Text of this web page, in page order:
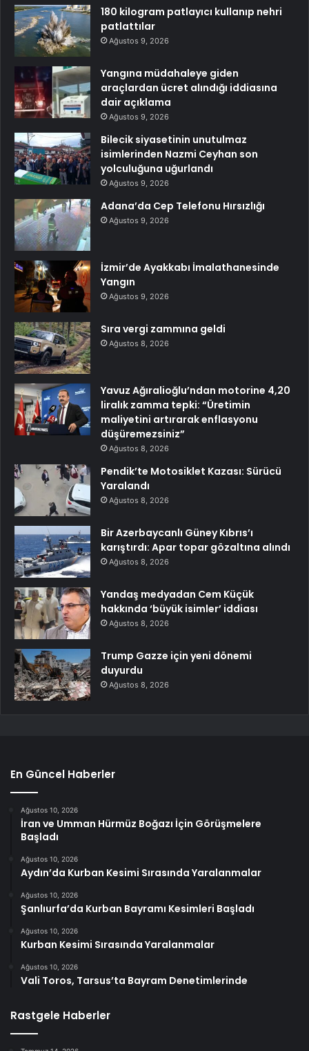
180 kilogram patlayıcı kullanıp nehri
patlattılar
Ağustos 9, 2026
Yangına müdahaleye giden
araçlardan ücret alındığı iddiasına
dair açıklama
Ağustos 9, 2026
Bilecik siyasetinin unutulmaz
isimlerinden Nazmi Ceyhan son
yolculuğuna uğurlandı
Ağustos 9, 2026
Adana’da Cep Telefonu Hırsızlığı
Ağustos 9, 2026
İzmir’de Ayakkabı İmalathanesinde
Yangın
Ağustos 9, 2026
Sıra vergi zammına geldi
Ağustos 8, 2026
Yavuz Ağıralioğlu’ndan motorine 4,20
liralık zamma tepki: “Üretimin
maliyetini artırarak enflasyonu
düşüremezsiniz”
Ağustos 8, 2026
Pendik’te Motosiklet Kazası: Sürücü
Yaralandı
Ağustos 8, 2026
Bir Azerbaycanlı Güney Kıbrıs’ı
karıştırdı: Apar topar gözaltına alındı
Ağustos 8, 2026
Yandaş medyadan Cem Küçük
hakkında ‘büyük isimler’ iddiası
Ağustos 8, 2026
Trump Gazze için yeni dönemi
duyurdu
Ağustos 8, 2026
En Güncel Haberler
Ağustos 10, 2026
İran ve Umman Hürmüz Boğazı İçin Görüşmelere
Başladı
Ağustos 10, 2026
Aydın’da Kurban Kesimi Sırasında Yaralanmalar
Ağustos 10, 2026
Şanlıurfa’da Kurban Bayramı Kesimleri Başladı
Ağustos 10, 2026
Kurban Kesimi Sırasında Yaralanmalar
Ağustos 10, 2026
Vali Toros, Tarsus’ta Bayram Denetimlerinde
Rastgele Haberler